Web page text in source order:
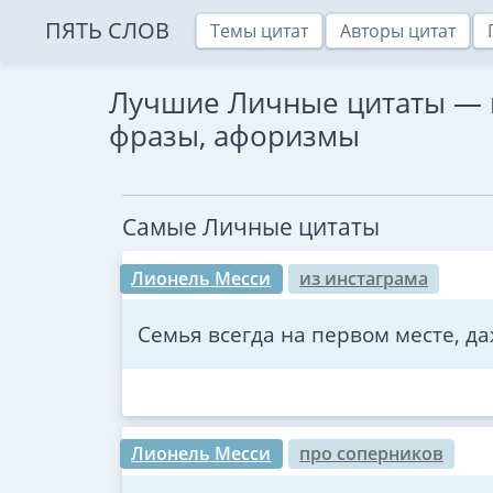
ПЯТЬ СЛОВ Темы цитат Авторы цитат
Лучшие Личные цитаты —
фразы, афоризмы
Самые Личные цитаты
Лионель Месси из инстаграма
Семья всегда на первом месте,
Лионель Месси про соперников